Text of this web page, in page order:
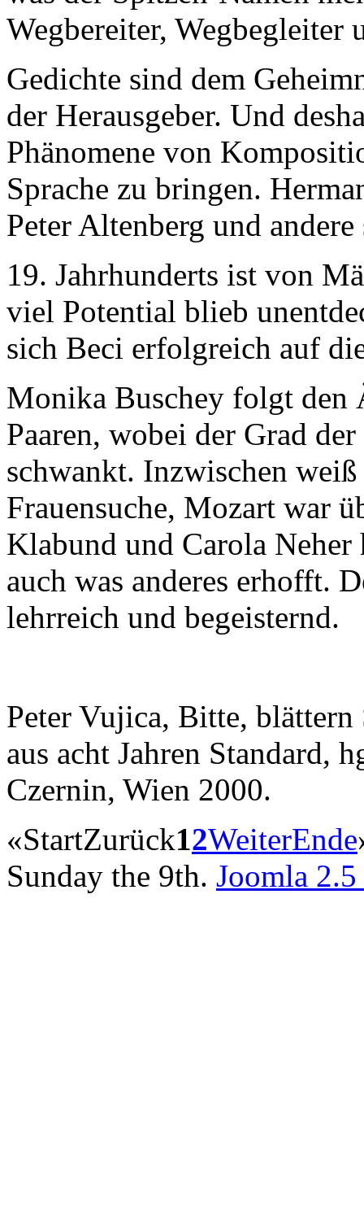
Wegbereiter, Wegbegleiter
Gedichte sind dem
der Herausgeber. Und
Phänomene von
Sprache zu bringen.
Peter Altenberg und
19. Jahrhunderts ist von
viel Potential blieb
sich Beci erfolgreich auf
Monika Buschey folgt den
Paaren, wobei der Grad
schwankt. Inzwischen
Frauensuche, Mozart war
Klabund und Carola
auch was anderes erhofft.
lehrreich und begeisternd.
Peter Vujica, Bitte,
aus acht Jahren Standard,
Czernin, Wien 2000.
«StartZurück12WeiterEnde
Sunday the 9th. Joomla